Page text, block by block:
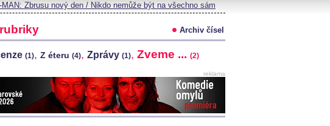
Zbrusu nový den / Nikdo nemůže být na všechno sám
Archiv čísel
(1), Z éteru (4), Zprávy (1), Zveme ... (2)
reklama